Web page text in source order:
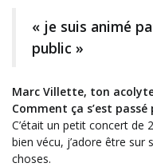
« je suis animé
public »
Marc Villette, ton
Comment ça s’est
C’était un petit concert de
bien vécu, j’adore être sur
choses.